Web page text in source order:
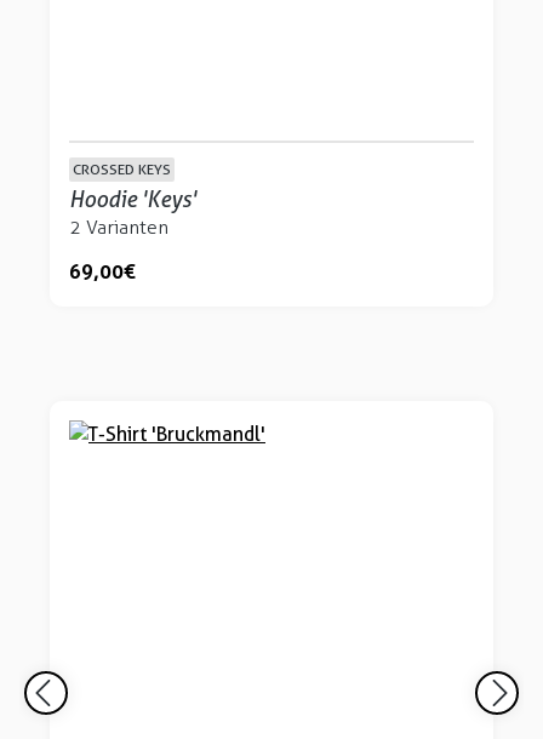
CROSSED KEYS
Hoodie 'Keys'
2 Varianten
69,00 €